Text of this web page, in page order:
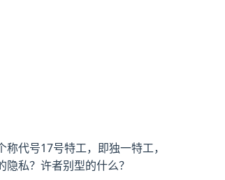
代号17号特工，即独一特工，
私？许者别型的什么？